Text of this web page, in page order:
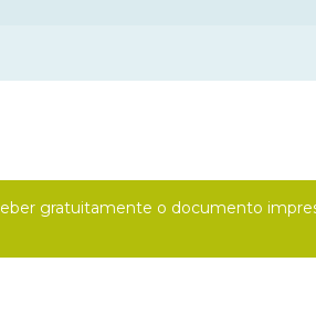
gratuitamente o documento